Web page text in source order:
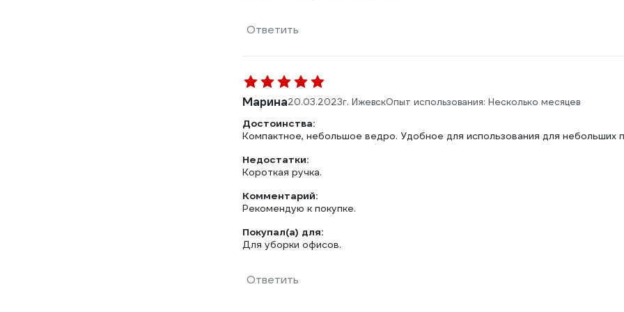
Ответить
Марина20.03.2023г. ИжевскОпыт использования: Несколько месяцев
Достоинства:
Компактное, небольшое ведро. Удобное для использования для небольших
Недостатки:
Короткая ручка.
Комментарий:
Рекомендую к покупке.
Покупал(а) для:
Для уборки офисов.
Ответить